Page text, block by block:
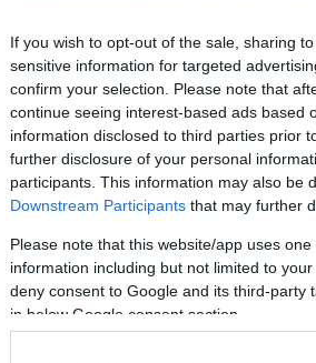
If you wish to opt-out of the sale, sharing
sensitive information for targeted
confirm your selection. Please note that
continue seeing interest-based ads based
information disclosed to third parties prior
further disclosure of your personal
participants. This information may also be
Downstream Participants that may further
Please note that this website/app uses
information including but not limited to
deny consent to Google and its third-party
in below Google consent section.
pero si ya estás pensando en la
reforzar tu equipo por menos de 1
980.000)